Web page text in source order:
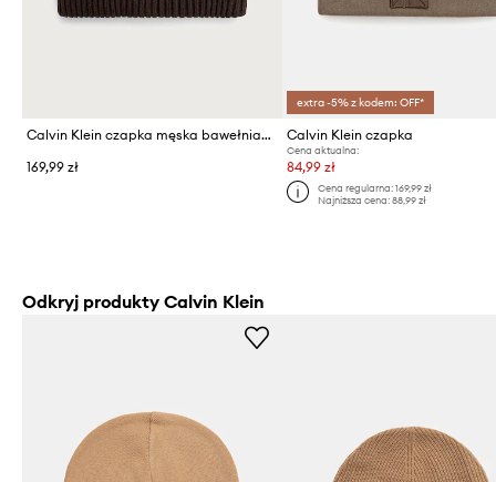
Calvin Klein czapka męska bawełniana
169,99 zł
extra -5% z kodem: OFF*
Calvin Klein czapka
Cena aktualna:
84,99 zł
Cena regularna: 169,99 zł
Najniższa cena: 88,99 zł
Odkryj produkty Calvin Klein